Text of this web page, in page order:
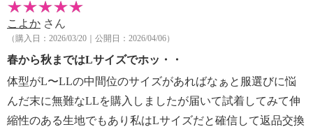
・韓国製
こよか さん
（購入日：2026/03/20｜公開日：2026/04/06）
春から秋まではLサイズでホッ・・
体型がL〜LLの中間位のサイズがあればなぁと服選びに悩
んだ末に無難なLLを購入しましたが届いて試着してみて伸
縮性のある生地でもあり私はLサイズだと確信して返品交換